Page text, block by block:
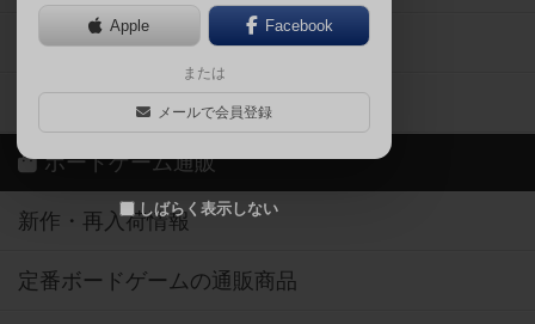
Apple Facebook
または
メールで会員登録
しばらく表示しない
ボードゲーム業界コラム
ボドゲーマご利用案内
ボードゲーム通販
新作・再入荷情報
定番ボードゲームの通販商品